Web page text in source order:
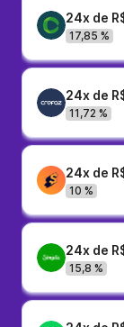
24x de
17,85 %
24x de
11,72 %
24x de
10 %
24x de
15,8 %